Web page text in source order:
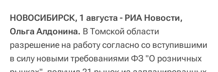
НОВОСИБИРСК, 1 августа - РИА Новости,
Ольга Алдонина. В Томской области
разрешение на работу согласно со вступившими
в силу новыми требованиями ФЗ "О розничных